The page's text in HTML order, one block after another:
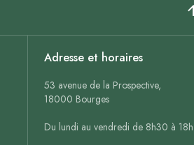
Adresse et horaires
53 avenue de la Prospective,
18000 Bourges
Du lundi au vendredi de 8h30 à 18h.